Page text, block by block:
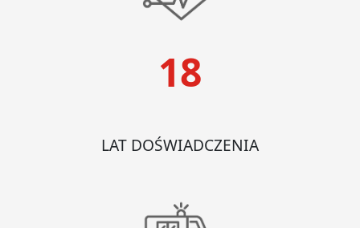
18
LAT DOŚWIADCZENIA